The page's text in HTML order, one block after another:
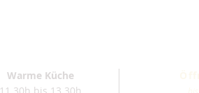
Warme Küche